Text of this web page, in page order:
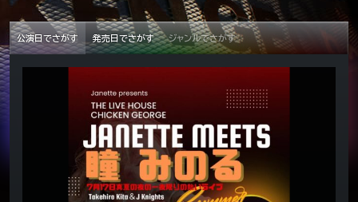
公演日でさがす 発売日でさがす ジャンルでさがす